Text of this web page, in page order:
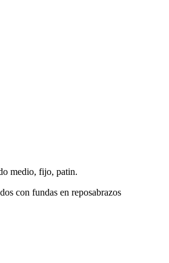
medio, fijo, patin.
con fundas en reposabrazos